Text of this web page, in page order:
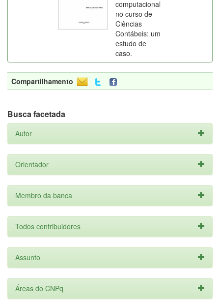
computacional
no curso de
Ciências
Contábeis: um
estudo de
caso.
Compartilhamento
Busca facetada
Autor
Orientador
Membro da banca
Todos contribuidores
Assunto
Áreas do CNPq